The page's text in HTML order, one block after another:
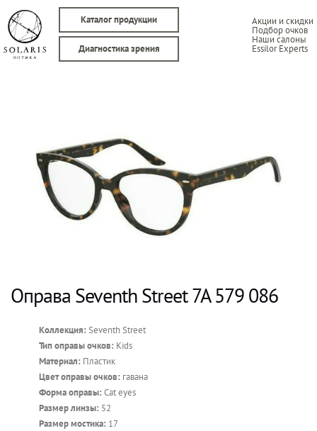
Каталог продукции Акции и скидки
Подбор очков
Наши салоны
Essilor Experts
Диагностика зрения
Оправа Seventh Street 7A 579 086
Коллекция: Seventh Street
Тип оправы очков: Kids
Материал: Пластик
Цвет оправы очков: гавана
Форма оправы: Cat eyes
Размер линзы: 52
Размер мостика: 17